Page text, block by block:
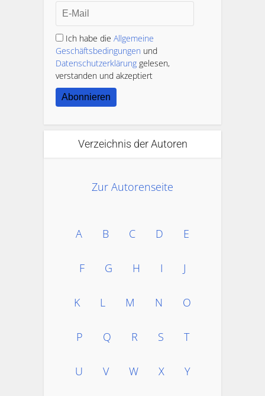
Ich habe die Allgemeine
Geschäftsbedingungen und
Datenschutzerklärung gelesen,
verstanden und akzeptiert
Abonnieren
Verzeichnis der Autoren
Zur Autorenseite
A B C D E
F G H I J
K L M N O
P Q R S T
U V W X Y